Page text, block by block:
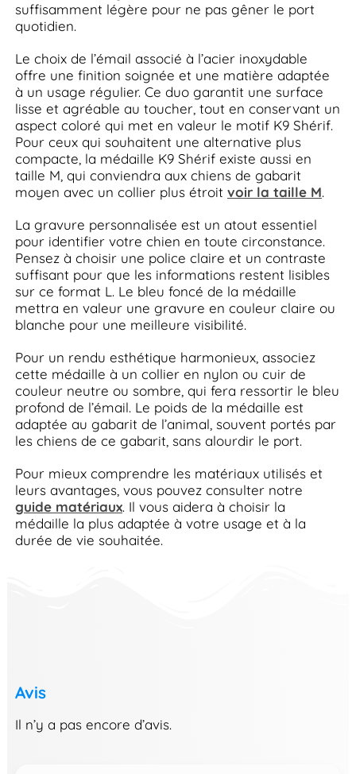
suffisamment légère pour ne pas gêner le port
quotidien.
Le choix de l’émail associé à l’acier inoxydable
offre une finition soignée et une matière adaptée
à un usage régulier. Ce duo garantit une surface
lisse et agréable au toucher, tout en conservant un
aspect coloré qui met en valeur le motif K9 Shérif.
Pour ceux qui souhaitent une alternative plus
compacte, la médaille K9 Shérif existe aussi en
taille M, qui conviendra aux chiens de gabarit
moyen avec un collier plus étroit voir la taille M.
La gravure personnalisée est un atout essentiel
pour identifier votre chien en toute circonstance.
Pensez à choisir une police claire et un contraste
suffisant pour que les informations restent lisibles
sur ce format L. Le bleu foncé de la médaille
mettra en valeur une gravure en couleur claire ou
blanche pour une meilleure visibilité.
Pour un rendu esthétique harmonieux, associez
cette médaille à un collier en nylon ou cuir de
couleur neutre ou sombre, qui fera ressortir le bleu
profond de l’émail. Le poids de la médaille est
adaptée au gabarit de l’animal, souvent portés par
les chiens de ce gabarit, sans alourdir le port.
Pour mieux comprendre les matériaux utilisés et
leurs avantages, vous pouvez consulter notre
guide matériaux. Il vous aidera à choisir la
médaille la plus adaptée à votre usage et à la
durée de vie souhaitée.
Avis
Il n’y a pas encore d’avis.